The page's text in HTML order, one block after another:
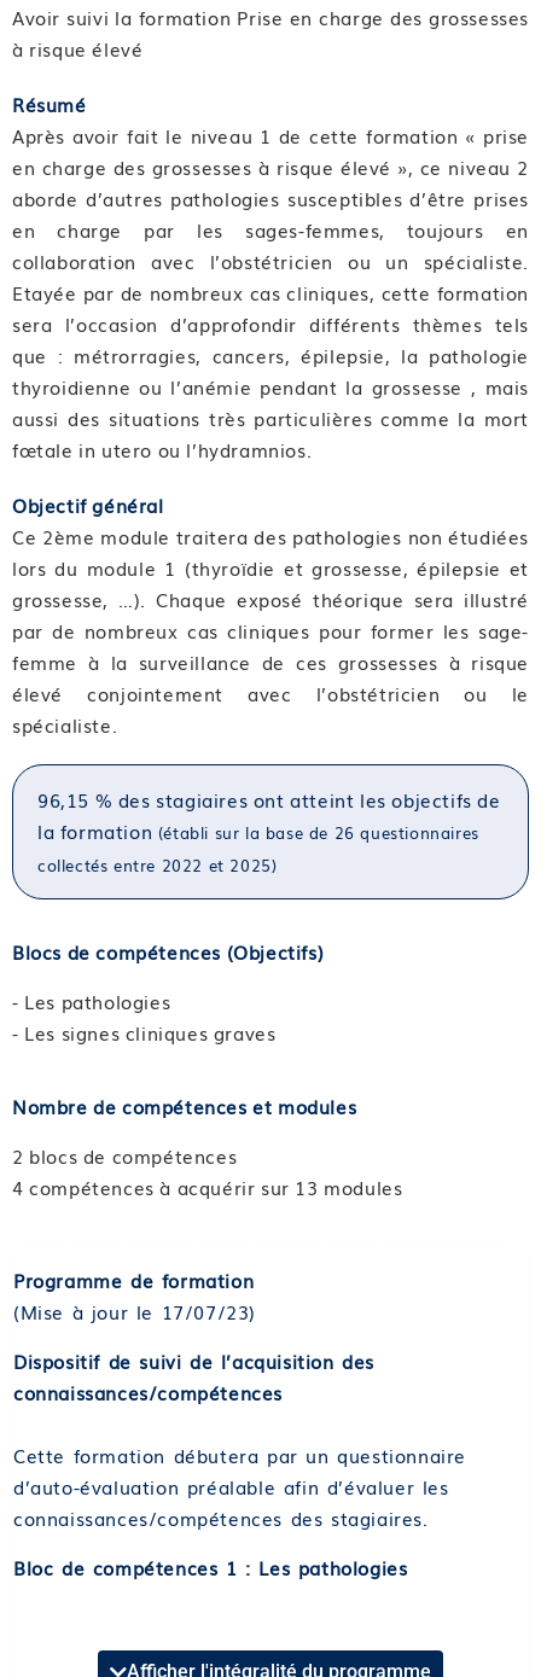
Avoir suivi la formation Prise en charge des grossesses
à risque élevé
Résumé
Après avoir fait le niveau 1 de cette formation « prise
en charge des grossesses à risque élevé », ce niveau 2
aborde d’autres pathologies susceptibles d’être prises
en charge par les sages-femmes, toujours en
collaboration avec l’obstétricien ou un spécialiste.
Etayée par de nombreux cas cliniques, cette formation
sera l’occasion d’approfondir différents thèmes tels
que : métrorragies, cancers, épilepsie, la pathologie
thyroidienne ou l’anémie pendant la grossesse , mais
aussi des situations très particulières comme la mort
fœtale in utero ou l’hydramnios.
Objectif général
Ce 2ème module traitera des pathologies non étudiées
lors du module 1 (thyroïdie et grossesse, épilepsie et
grossesse, …). Chaque exposé théorique sera illustré
par de nombreux cas cliniques pour former les sage-
femme à la surveillance de ces grossesses à risque
élevé conjointement avec l’obstétricien ou le
spécialiste.
96,15 % des stagiaires ont atteint les objectifs de
la formation (établi sur la base de 26 questionnaires
collectés entre 2022 et 2025)
Blocs de compétences (Objectifs)
- Les pathologies
- Les signes cliniques graves
Nombre de compétences et modules
2 blocs de compétences
4 compétences à acquérir sur 13 modules
Programme de formation
(Mise à jour le 17/07/23)
Dispositif de suivi de l’acquisition des
connaissances/compétences
Cette formation débutera par un questionnaire
d’auto-évaluation préalable afin d’évaluer les
connaissances/compétences des stagiaires.
Bloc de compétences 1 : Les pathologies
Compétence 01 : Suivre les pathologies
Afficher l'intégralité du programme